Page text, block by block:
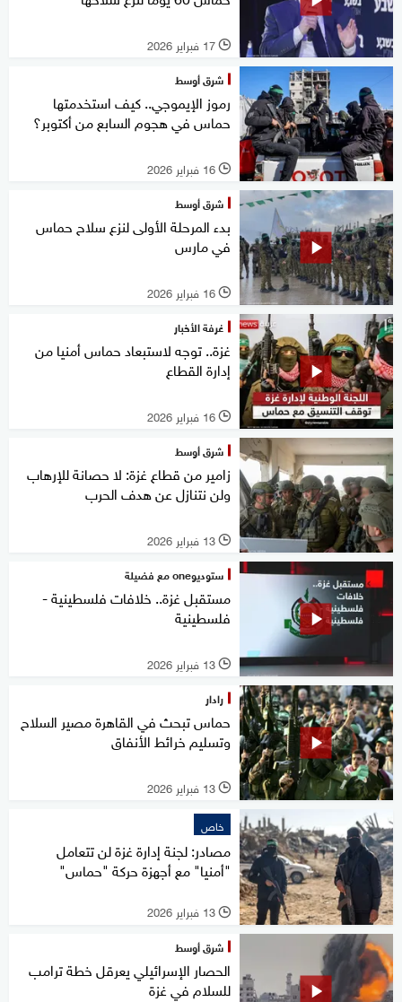
l 17 فبراير 2026
شرق أوسط
رموز الإيموجي.. كيف استخدمتها
حماس في هجوم السابع من أكتوبر؟
l 16 فبراير 2026
شرق أوسط
بدء المرحلة الأولى لنزع سلاح حماس
في مارس
l 16 فبراير 2026
غرفة الأخبار
غزة.. توجه لاستبعاد حماس أمنيا من
إدارة القطاع
l 16 فبراير 2026
شرق أوسط
زامير من قطاع غزة: لا حصانة للإرهاب
ولن نتنازل عن هدف الحرب
l 13 فبراير 2026
ستوديوone مع فضيلة
مستقبل غزة.. خلافات فلسطينية -
فلسطينية
l 13 فبراير 2026
رادار
حماس تبحث في القاهرة مصير السلاح
وتسليم خرائط الأنفاق
l 13 فبراير 2026
خاص
مصادر: لجنة إدارة غزة لن تتعامل
"أمنيا" مع أجهزة حركة "حماس"
l 13 فبراير 2026
شرق أوسط
الحصار الإسرائيلي يعرقل خطة ترامب
للسلام في غزة